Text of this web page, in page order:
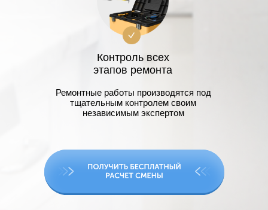
Контроль всех
этапов ремонта
Ремонтные работы производятся под
тщательным контролем своим
независимым экспертом